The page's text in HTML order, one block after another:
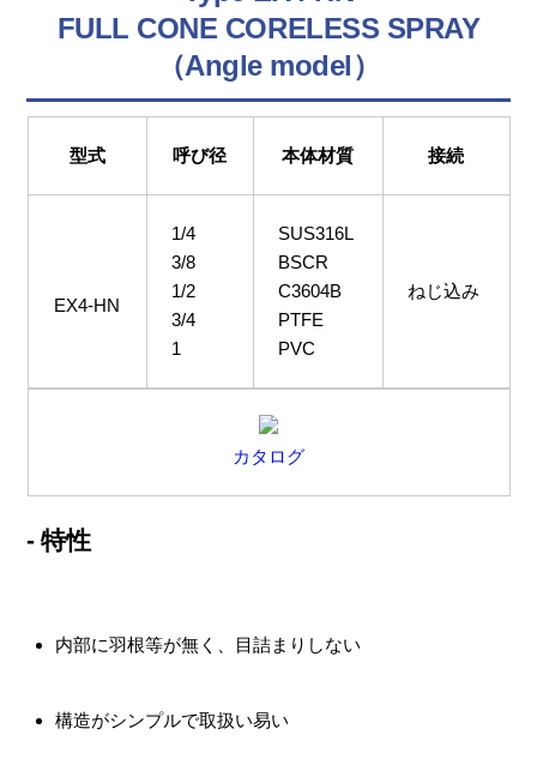
FULL CONE CORELESS SPRAY
（Angle model）
型式 呼び径 本体材質 接続
EX4-HN
1/4
3/8
1/2
3/4
1
SUS316L
BSCR
C3604B
PTFE
PVC
ねじ込み
カタログ
- 特性
内部に羽根等が無く、目詰まりしない
構造がシンプルで取扱い易い